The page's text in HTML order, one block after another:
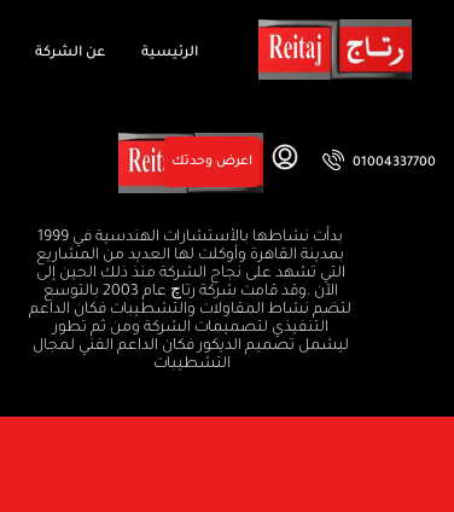
الرئيسية عن الشركة
01004337700 اعرض وحدتك
بدأت نشاطها بالأستشارات الهندسية في 1999
بمدينة القاهرة وأوكلت لها العديد من المشاريع
التي تشهد على نجاح الشركة منذ ذلك الحين إلى
الآن .وقد قامت شركة رتاچ عام 2003 بالتوسع
لتضم نشاط المقاولات والتشطيبات فكان الداعم
التنفيذي لتصميمات الشركة ومن ثم تطور
ليشمل تصميم الديكور فكان الداعم الفني لمجال
التشطيبات